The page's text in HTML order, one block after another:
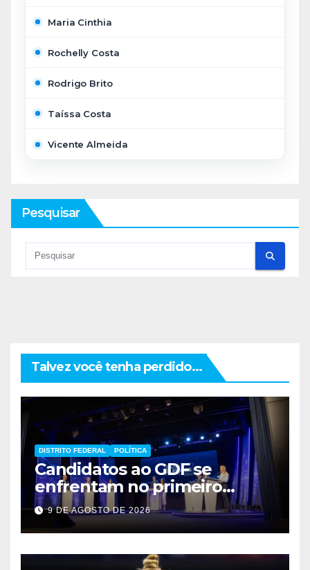
Maria Cinthia
Rochelly Costa
Rodrigo Brito
Taíssa Costa
Vicente Almeida
Pesquisar
Talvez você tenha perdido...
DISTRITO FEDERAL POLÍTICA
Candidatos ao GDF se
enfrentam no primeiro
debate de 2026
9 DE AGOSTO DE 2026